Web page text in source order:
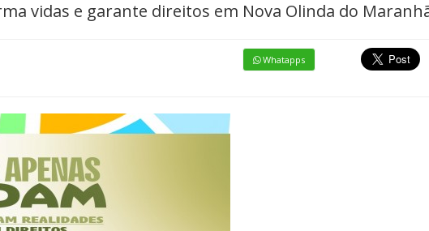
vidas e garante direitos em Nova Olinda do
Whatapps